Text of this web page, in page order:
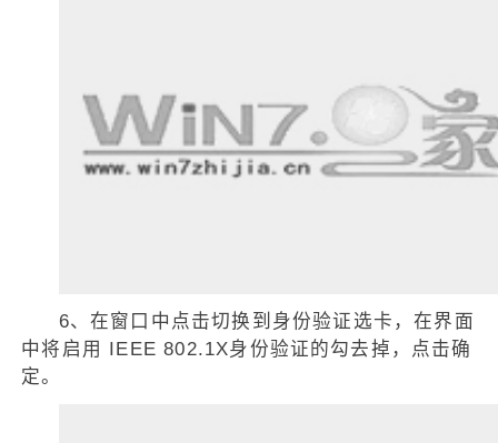
6、在窗口中点击切换到身份验证选卡，在界面
中将启用 IEEE 802.1X身份验证的勾去掉，点击确
定。